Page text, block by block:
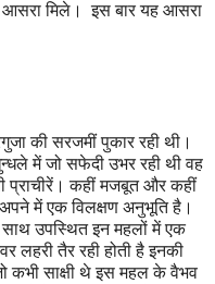
मिले। इस बार यह आसरा
की सरजमीं पुकार रही थी।
में जो सफेदी उभर रही थी वह
प्राचीरें। कहीं मजबूत और कहीं
में एक विलक्षण अनुभूति है।
उपस्थित इन महलों में एक
लहरी तैर रही होती है इनकी
कभी साक्षी थे इस महल के वैभव